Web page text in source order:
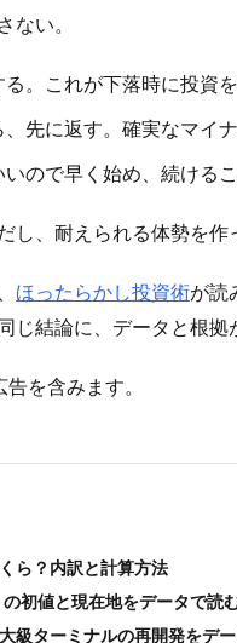
ない。
。これが下落時に投資を
先に返す。確実なマイ
ので早く始め、続けるこ
し、耐えられる体勢を作
ほったらかし投資術が読
じ結論に、データと根拠
を含みます。
ら？内訳と計算方法
初値と現在地をデータで読
級ターミナルの再開発をデ